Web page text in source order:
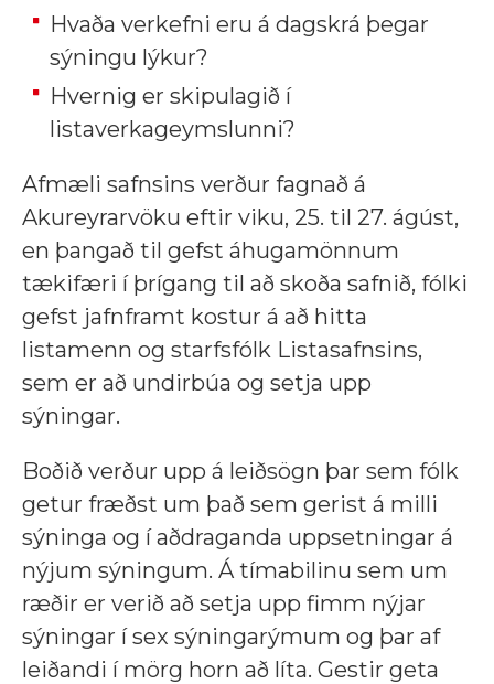
Hvaða verkefni eru á dagskrá þegar
sýningu lýkur?
Hvernig er skipulagið í
listaverkageymslunni?
Afmæli safnsins verður fagnað á
Akureyrarvöku eftir viku, 25. til 27. ágúst,
en þangað til gefst áhugamönnum
tækifæri í þrígang til að skoða safnið, fólki
gefst jafnframt kostur á að hitta
listamenn og starfsfólk Listasafnsins,
sem er að undirbúa og setja upp
sýningar.
Boðið verður upp á leiðsögn þar sem fólk
getur fræðst um það sem gerist á milli
sýninga og í aðdraganda uppsetningar á
nýjum sýningum. Á tímabilinu sem um
ræðir er verið að setja upp fimm nýjar
sýningar í sex sýningarýmum og þar af
leiðandi í mörg horn að líta. Gestir geta